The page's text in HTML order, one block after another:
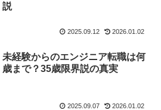
説
2025.09.12 2026.01.02
未経験からのエンジニア転職は何
歳まで？35歳限界説の真実
2025.09.07 2026.01.02